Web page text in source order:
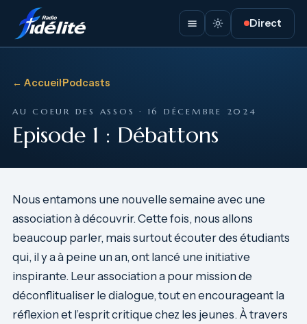
Direct
← Accueil·Podcasts
AU COEUR DES ASSOS · 16 DÉCEMBRE 2024
Episode 1 : Débattons
Nous entamons une nouvelle semaine avec une
association à découvrir. Cette fois, nous allons
beaucoup parler, mais surtout écouter des étudiants
qui, il y a à peine un an, ont lancé une initiative
inspirante. Leur association a pour mission de
déconflitualiser le dialogue, tout en encourageant la
réflexion et l’esprit critique chez les jeunes. À travers